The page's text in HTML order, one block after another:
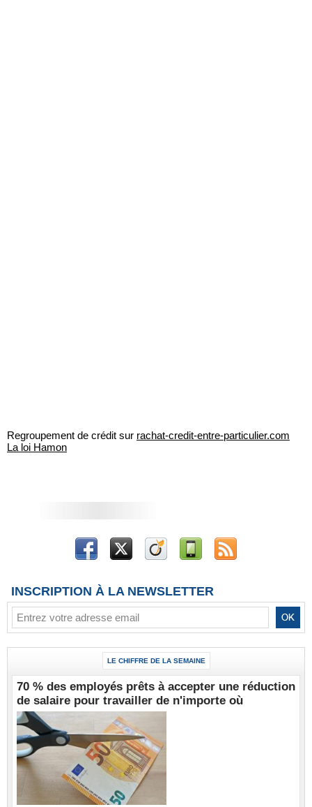
Regroupement de crédit sur rachat-credit-entre-particulier.com
La loi Hamon
INSCRIPTION À LA NEWSLETTER
LE CHIFFRE DE LA SEMAINE
70 % des employés prêts à accepter une réduction
de salaire pour travailler de n'importe où